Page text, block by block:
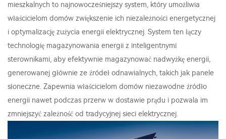
mieszkalnych to najnowocześniejszy system, który umożliwia
właścicielom domów zwiększenie ich niezależności energetycznej
i optymalizację zużycia energii elektrycznej. System ten łączy
technologię magazynowania energii z inteligentnymi
sterownikami, aby efektywnie magazynować nadwyżkę energii,
generowanej głównie ze źródeł odnawialnych, takich jak panele
słoneczne. Zapewnia właścicielom domów niezawodne źródło
energii nawet podczas przerw w dostawie prądu i pozwala im
zmniejszyć zależność od tradycyjnej sieci elektrycznej.